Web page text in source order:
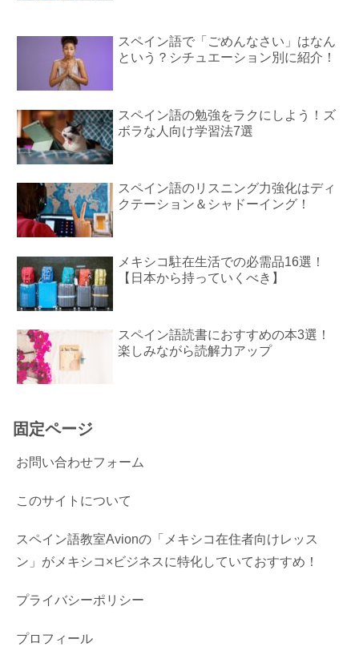
スペイン語で「ごめんなさい」はなん
という？シチュエーション別に紹介！
スペイン語の勉強をラクにしよう！ズ
ボラな人向け学習法7選
スペイン語のリスニング力強化はディ
クテーション＆シャドーイング！
メキシコ駐在生活での必需品16選！
【日本から持っていくべき】
スペイン語読書におすすめの本3選！
楽しみながら読解力アップ
固定ページ
お問い合わせフォーム
このサイトについて
スペイン語教室Avionの「メキシコ在住者向けレッス
ン」がメキシコ×ビジネスに特化していておすすめ！
プライバシーポリシー
プロフィール